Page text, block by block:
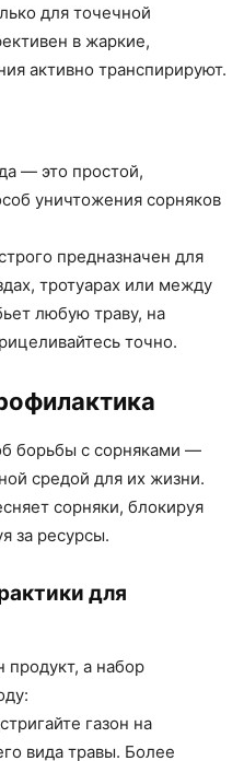
для точечной
в жаркие,
активно транспирируют.
— это простой,
уничтожения сорняков
предназначен для
тротуарах или между
любую траву, на
точно.
борьбы с сорняками —
средой для их жизни.
сорняки, блокируя
за ресурсы.
для
а набор
газон на
вида травы. Более